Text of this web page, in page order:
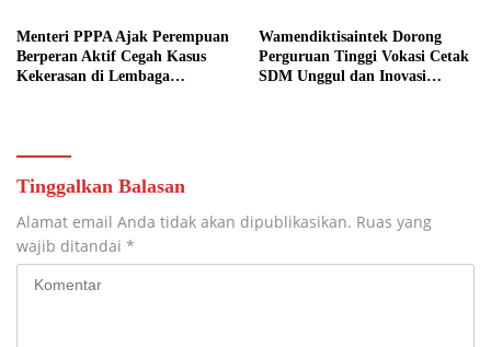
Menteri PPPA Ajak Perempuan
Berperan Aktif Cegah Kasus
Kekerasan di Lembaga
Wamendiktisaintek Dorong
Perguruan Tinggi Vokasi Cetak
SDM Unggul dan Inovasi
Tinggalkan Balasan
Alamat email Anda tidak akan dipublikasikan. Ruas yang
wajib ditandai *